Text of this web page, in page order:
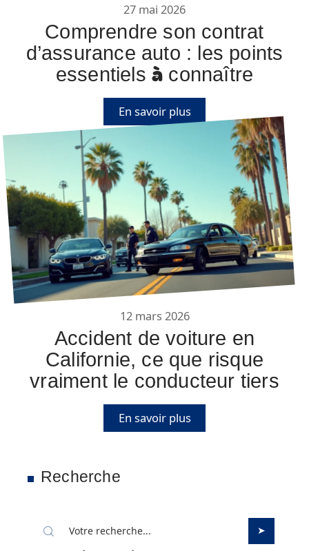
27 mai 2026
Comprendre son contrat
d’assurance auto : les points
essentiels à connaître
En savoir plus
12 mars 2026
Accident de voiture en
Californie, ce que risque
vraiment le conducteur tiers
En savoir plus
Recherche